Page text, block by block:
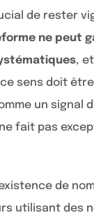
de rester
ne peut
,
sens doit être
un signal
fait pas
de
utilisant des